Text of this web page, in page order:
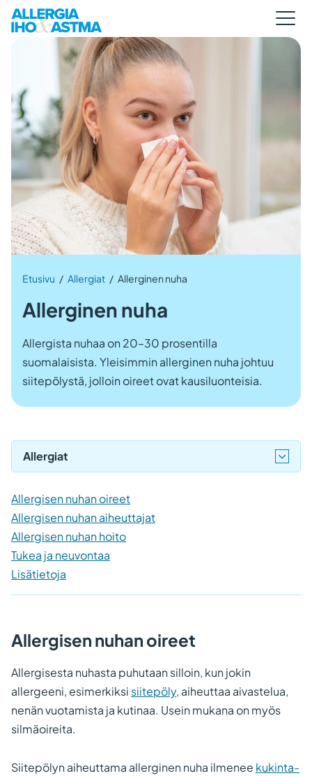
Etusivu / Allergiat / Allerginen nuha
Allerginen nuha
Allergista nuhaa on 20–30 prosentilla
suomalaisista. Yleisimmin allerginen nuha johtuu
siitepölystä, jolloin oireet ovat kausiluonteisia.
Allergiat
Allergisen nuhan oireet
Allergisen nuhan aiheuttajat
Allergisen nuhan hoito
Tukea ja neuvontaa
Lisätietoja
Allergisen nuhan oireet
Allergisesta nuhasta puhutaan silloin, kun jokin
allergeeni, esimerkiksi siitepöly, aiheuttaa aivastelua,
nenän vuotamista ja kutinaa. Usein mukana on myös
silmäoireita.
Siitepölyn aiheuttama allerginen nuha ilmenee kukinta-